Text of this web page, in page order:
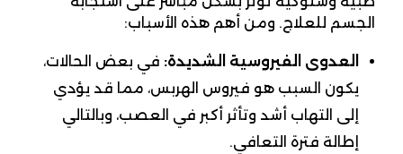
الجسم للعلاج. ومن أهم هذه الأسباب:
العدوى الفيروسية الشديدة: في بعض الحالات،
يكون السبب هو فيروس الهربس، مما قد يؤدي
إلى التهاب أشد وتأثر أكبر في العصب، وبالتالي
إطالة فترة التعافي.